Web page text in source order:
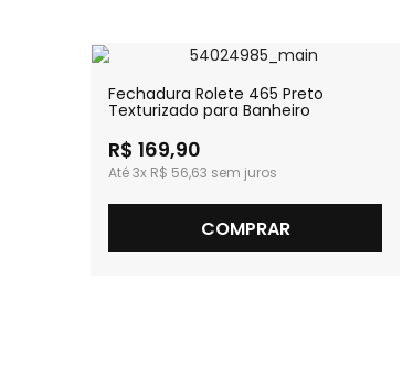
Fechadura Rolete 465 Preto
Texturizado para Banheiro
R$ 169,90
3x R$ 56,63
COMPRAR